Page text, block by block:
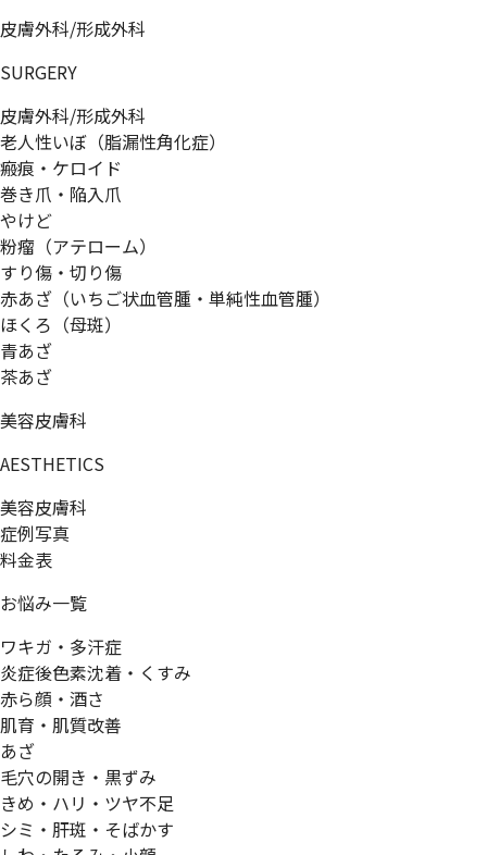
皮膚外科/形成外科
SURGERY
皮膚外科/形成外科
老人性いぼ（脂漏性角化症）
瘢痕・ケロイド
巻き爪・陥入爪
やけど
粉瘤（アテローム）
すり傷・切り傷
赤あざ（いちご状血管腫・単純性血管腫）
ほくろ（母斑）
青あざ
茶あざ
美容皮膚科
AESTHETICS
美容皮膚科
症例写真
料金表
お悩み一覧
ワキガ・多汗症
炎症後色素沈着・くすみ
赤ら顔・酒さ
肌育・肌質改善
あざ
毛穴の開き・黒ずみ
きめ・ハリ・ツヤ不足
シミ・肝斑・そばかす